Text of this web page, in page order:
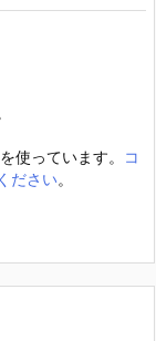
使っています。
コ
ださい。